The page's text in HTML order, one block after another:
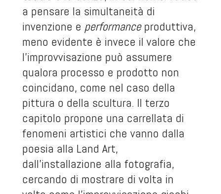
a pensare la simultaneità di
invenzione e performanceproduttiva,
meno evidente è invece il valore che
l’improvvisazione può assumere
qualora processo e prodotto non
coincidano, come nel caso della
pittura o della scultura. Il terzo
capitolo propone una carrellata di
fenomeni artistici che vanno dalla
poesia alla Land Art,
dall’installazione alla fotografia,
cercando di mostrare di volta in